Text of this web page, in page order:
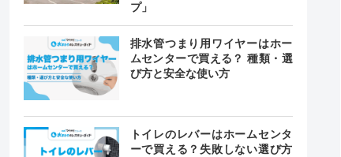
プ」
排水管つまり用ワイヤーはホー
ムセンターで買える？ 種類・選
び方と安全な使い方
トイレのレバーはホームセンタ
ーで買える？失敗しない選び方